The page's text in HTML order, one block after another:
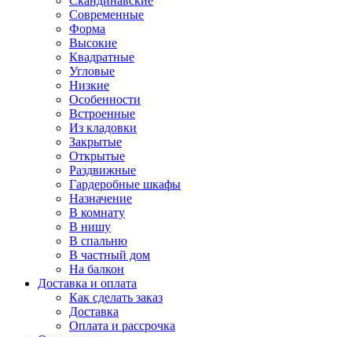
Современные
Форма
Высокие
Квадратные
Угловые
Низкие
Особенности
Встроенные
Из кладовки
Закрытые
Открытые
Раздвижные
Гардеробные шкафы
Назначение
В комнату
В нишу
В спальню
В частный дом
На балкон
Доставка и оплата
Как сделать заказ
Доставка
Оплата и рассрочка